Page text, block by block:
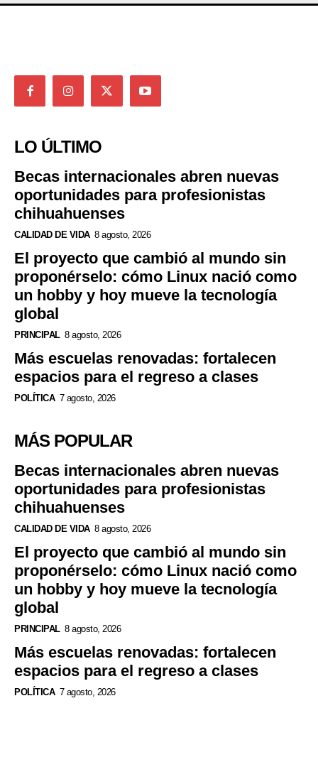
LO ÚLTIMO
Becas internacionales abren nuevas
oportunidades para profesionistas
chihuahuenses
CALIDAD DE VIDA 8 agosto, 2026
El proyecto que cambió al mundo sin
proponérselo: cómo Linux nació como
un hobby y hoy mueve la tecnología
global
PRINCIPAL 8 agosto, 2026
Más escuelas renovadas: fortalecen
espacios para el regreso a clases
POLÍTICA 7 agosto, 2026
MÁS POPULAR
Becas internacionales abren nuevas
oportunidades para profesionistas
chihuahuenses
CALIDAD DE VIDA 8 agosto, 2026
El proyecto que cambió al mundo sin
proponérselo: cómo Linux nació como
un hobby y hoy mueve la tecnología
global
PRINCIPAL 8 agosto, 2026
Más escuelas renovadas: fortalecen
espacios para el regreso a clases
POLÍTICA 7 agosto, 2026